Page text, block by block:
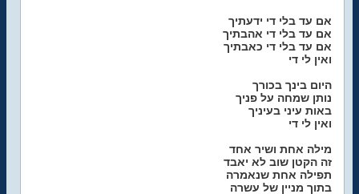
אם עד בלי די ידעתיך
אם עד בלי די אהבתיך
אם עד בלי די כאבתיך
ואין לי די
היום בינך בכורך
נותן שמחה על פניך
באות עיני בעיניך
ואין לי די
מילה אחת ושיר אחד
זה הקטן שוב לא יאבד
תפילה אחת שנאמרה
בתוך מניין של עשרה